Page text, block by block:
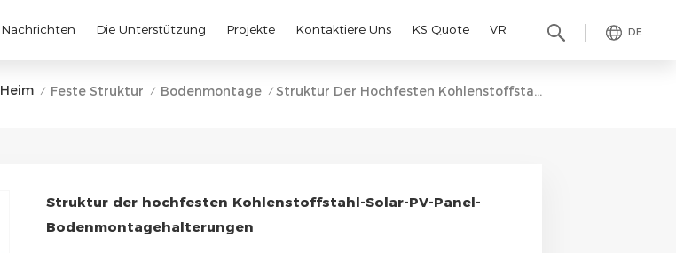
DE
Nachrichten Die Unterstützung Projekte Kontaktiere Uns KS Quote VR
Heim / Feste Struktur / Bodenmontage / Struktur Der Hochfesten Kohlenstoffstahl-Solar-PV-Panel-Bodenmontagehalterungen
Struktur der hochfesten Kohlenstoffstahl-Solar-PV-Panel-
Bodenmontagehalterungen